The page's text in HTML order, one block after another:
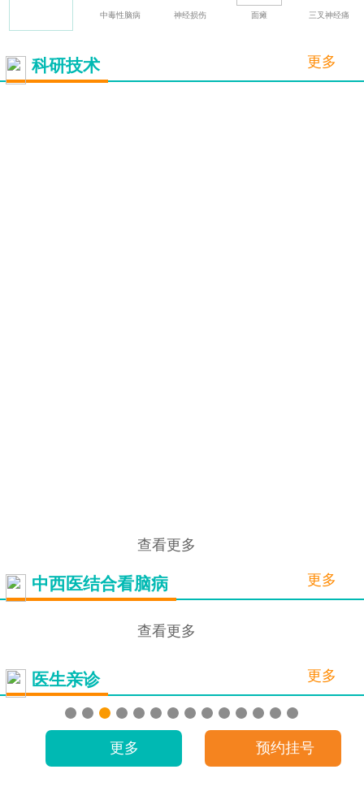
中毒性脑病 神经损伤 面瘫 三叉神经痛
科研技术 更多
查看更多
中西医结合看脑病 更多
查看更多
医生亲诊 更多
更多 预约挂号